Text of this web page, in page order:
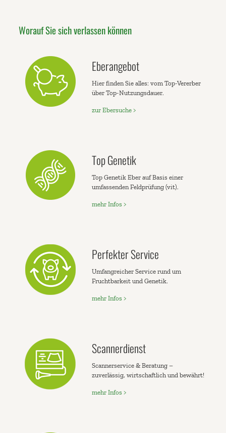
Worauf Sie sich verlassen können
Eberangebot
Hier finden Sie alles: vom Top-Vererber
über Top-Nutzungsdauer.
zur Ebersuche >
Top Genetik
Top Genetik Eber auf Basis einer
umfassenden Feldprüfung (vit).
mehr Infos >
Perfekter Service
Umfangreicher Service rund um
Fruchtbarkeit und Genetik.
mehr Infos >
Scannerdienst
Scannerservice & Beratung –
zuverlässig, wirtschaftlich und bewährt!
mehr Infos >